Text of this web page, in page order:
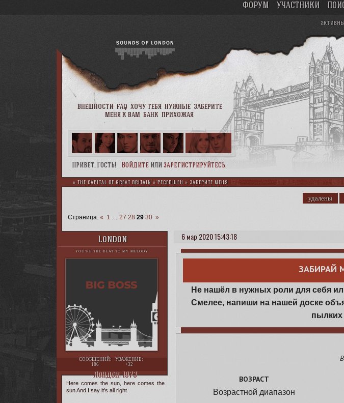
внешности faq хочу тебя нужные заберите
меня к вам банк прихожая
ФОРУМ УЧАСТНИКИ
удалены
Привет, Гость! Войдите или зарегистрируйтесь.
» THE CAPITAL OF GREAT BRITAIN »РЕСЕПШЕН »ЗАБЕРИТЕ МЕНЯ
Страница:« 1 27 28 29 30 »
6 мар 2020 15:43:18
London
YOU’RE THE BEAT TO MY MELODY
СООБЩЕНИЙ:
186
УВАЖЕНИЕ:
+32
Лондон, 1973
Here comes the sun, here comes the
sun And I say it's all right
ЗАБИРАЙ
Не нашёл в нужных роли для себя
Смелее, напиши на нашей доске
пылких
ВОЗРАСТ
Возрастной диапазон